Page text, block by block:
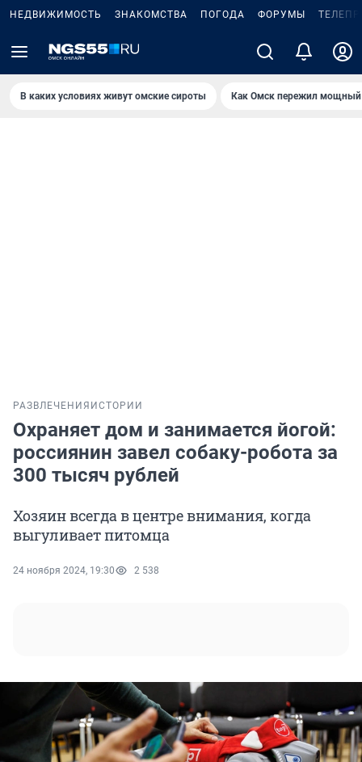
НЕДВИЖИМОСТЬ ЗНАКОМСТВА ПОГОДА ФОРУМЫ
В каких условиях живут омские сироты Как Омск пережил мощный
РАЗВЛЕЧЕНИЯ ИСТОРИИ
Охраняет дом и занимается йогой:
россиянин завел собаку-робота за
300 тысяч рублей
Хозяин всегда в центре внимания, когда
выгуливает питомца
24 ноября 2024, 19:30 2 538